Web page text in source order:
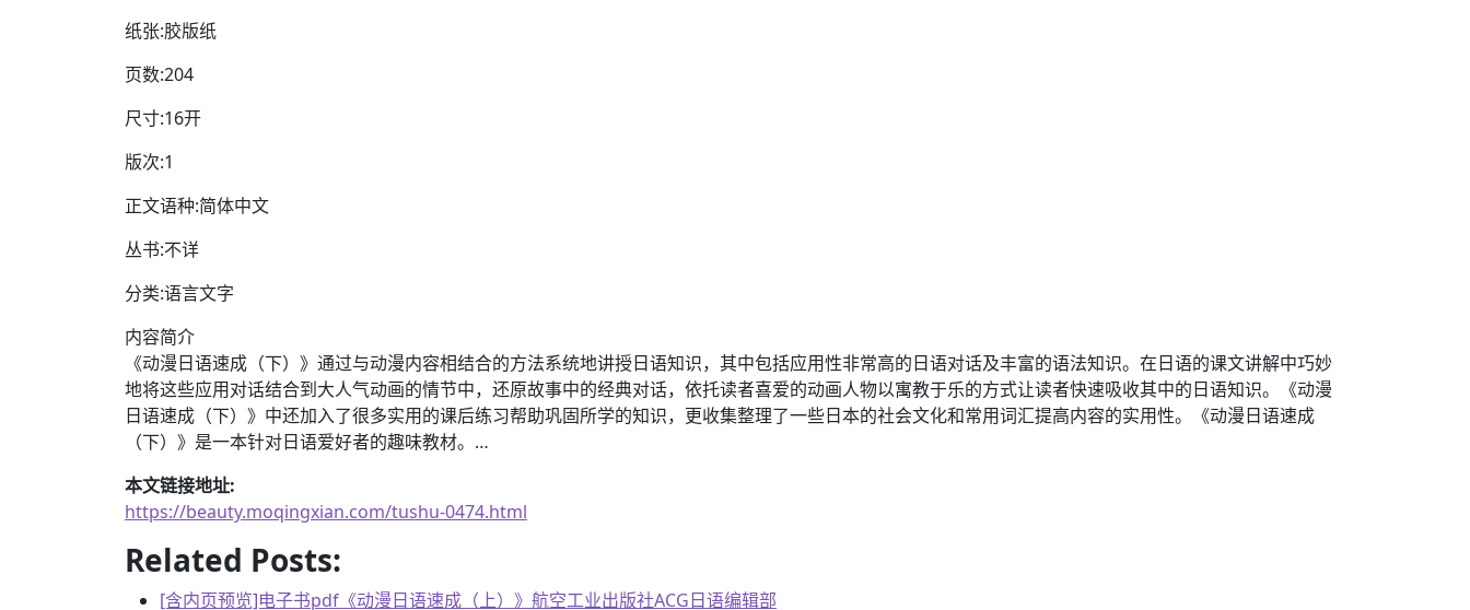
纸张:胶版纸
页数:204
尺寸:16开
版次:1
正文语种:简体中文
丛书:不详
分类:语言文字
内容简介
《动漫日语速成（下）》通过与动漫内容相结合的方法系统地讲授日语知识，其中包括应用性非常高的日语对话及丰富的语法知识。在日语的课文讲解中巧妙
地将这些应用对话结合到大人气动画的情节中，还原故事中的经典对话，依托读者喜爱的动画人物以寓教于乐的方式让读者快速吸收其中的日语知识。《动漫
日语速成（下）》中还加入了很多实用的课后练习帮助巩固所学的知识，更收集整理了一些日本的社会文化和常用词汇提高内容的实用性。《动漫日语速成
（下）》是一本针对日语爱好者的趣味教材。…
本文链接地址:
https://beauty.moqingxian.com/tushu-0474.html
Related Posts:
[含内页预览]电子书pdf《动漫日语速成（上）》航空工业出版社ACG日语编辑部